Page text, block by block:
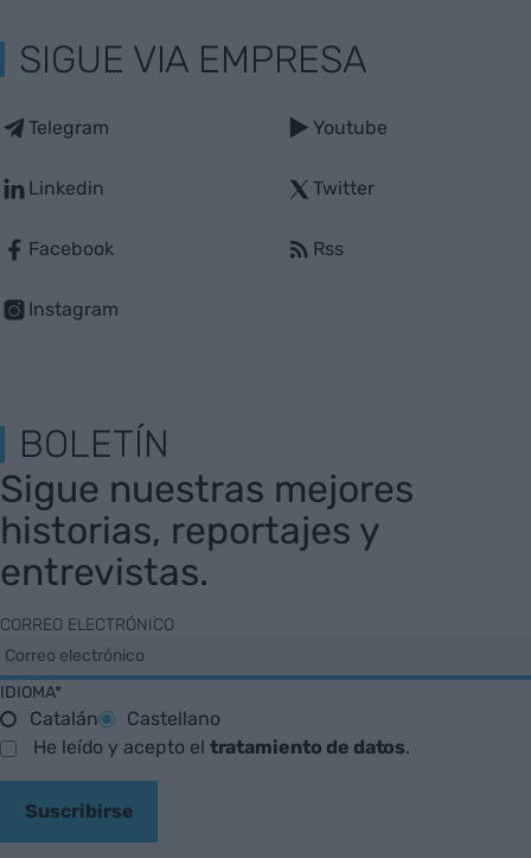
SIGUE VIA EMPRESA
Telegram
Linkedin
Facebook
Instagram
Youtube
Twitter
Rss
BOLETÍN
Sigue nuestras mejores
historias, reportajes y
entrevistas.
CORREO ELECTRÓNICO
IDIOMA*
Catalán
Castellano
He leído y acepto el tratamiento de datos.
Suscribirse